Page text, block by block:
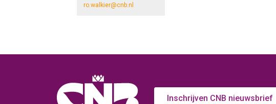
ro.walkier@cnb.nl
Inschrijven CNB nieuwsbrief